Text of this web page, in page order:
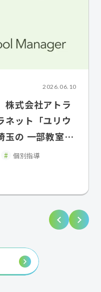
2026.06.10
株式会社アトラ
ネット「ユリウ
玉の 一部教室で
」を2026年
運用開始
個別指導